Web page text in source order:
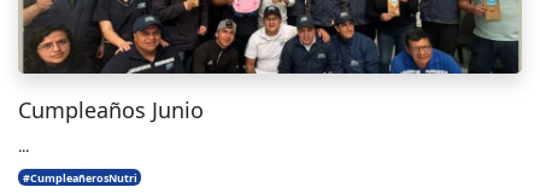
Cumpleaños Junio
...
#CumpleañerosNutri